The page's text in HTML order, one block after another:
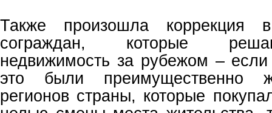
Также произошла коррекция
сограждан, которые
недвижимость за рубежом –
это были преимущественно
регионов страны, которые